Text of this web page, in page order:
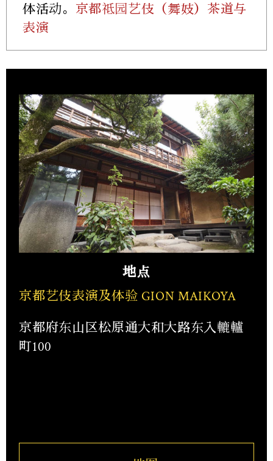
体活动。 京都祗园艺伎（舞妓）茶道与
表演
地点
京都艺伎表演及体验 GION MAIKOYA
京都府东山区松原通大和大路东入轆轤
町100